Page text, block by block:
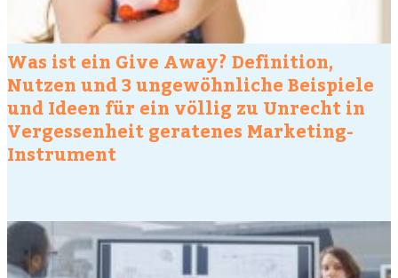
Was ist ein Give Away? Definition,
Nutzen und 3 ungewöhnliche Beispiele
und Ideen für ein völlig zu Unrecht in
Vergessenheit geratenes Marketing-
Instrument